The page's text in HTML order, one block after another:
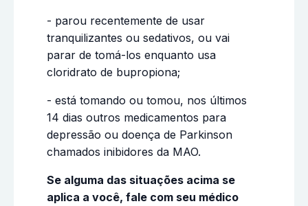
- parou recentemente de usar
tranquilizantes ou sedativos, ou vai
parar de tomá-los enquanto usa
cloridrato de bupropiona;
- está tomando ou tomou, nos últimos
14 dias outros medicamentos para
depressão ou doença de Parkinson
chamados inibidores da MAO.
Se alguma das situações acima se
aplica a você, fale com seu médico